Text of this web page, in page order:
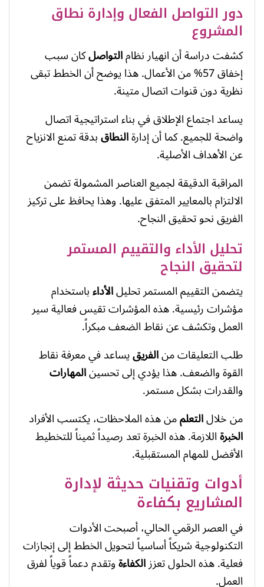
دور التواصل الفعال وإدارة نطاق
المشروع
كشفت دراسة أن انهيار نظامالتواصلكان سبب
إخفاق 57% من الأعمال. هذا يوضح أن الخطط تبقى
نظرية دون قنوات اتصال متينة.
يساعد اجتماع الإطلاق في بناء استراتيجية اتصال
واضحة للجميع. كما أن إدارةالنطاقبدقة تمنع الانزياح
عن الأهداف الأصلية.
المراقبة الدقيقة لجميع العناصر المشمولة تضمن
الالتزام بالمعايير المتفق عليها. وهذا يحافظ على تركيز
الفريق نحو تحقيق النجاح.
تحليل الأداء والتقييم المستمر
لتحقيق النجاح
يتضمن التقييم المستمر تحليلالأداءباستخدام
مؤشرات رئيسية. هذه المؤشرات تقيس فعالية سير
العمل وتكشف عن نقاط الضعف مبكراً.
طلب التعليقات منالفريقيساعد في معرفة نقاط
القوة والضعف. هذا يؤدي إلى تحسينالمهارات
والقدرات بشكل مستمر.
من خلالالتعلممن هذه الملاحظات، يكتسب الأفراد
الخبرةاللازمة. هذه الخبرة تعد رصيداً ثميناً للتخطيط
الأفضل للمهام المستقبلية.
أدوات وتقنيات حديثة لإدارة
المشاريع بكفاءة
في العصر الرقمي الحالي، أصبحت الأدوات
التكنولوجية شريكاً أساسياً لتحويل الخطط إلى إنجازات
فعلية. هذه الحلول تعززالكفاءةوتقدم دعماً قوياً لفرق
العمل.